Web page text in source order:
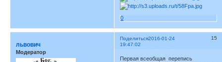
0
Поделиться 15
2016-01-24
19:47:02
львович
Модератор
Первая всеобщая перепись